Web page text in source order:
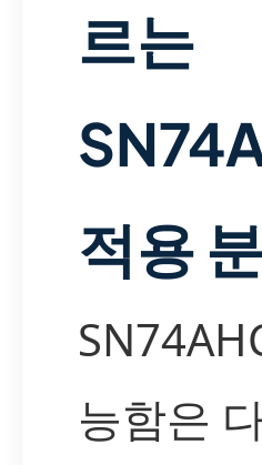
르는
적용
능함은